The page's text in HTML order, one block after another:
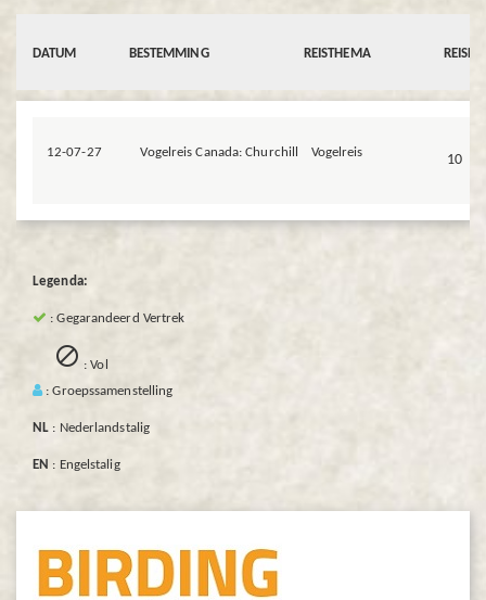
DATUM BESTEMMING REISTHEMA
12-07-27 Vogelreis Canada: Churchill Vogelreis 10
Legenda:
: Gegarandeerd Vertrek
 : Vol
: Groepssamenstelling
NL : Nederlandstalig
EN : Engelstalig